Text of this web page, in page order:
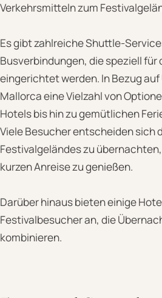
Verkehrsmitteln zum
Es gibt zahlreiche Shuttle-
Busverbindungen, die speziell für
eingerichtet werden. In Bezug
Mallorca eine Vielzahl von
Hotels bis hin zu gemütlichen
Viele Besucher entscheiden sich
Festivalgeländes zu
kurzen Anreise zu genießen.
Darüber hinaus bieten einige
Festivalbesucher an, die
kombinieren.